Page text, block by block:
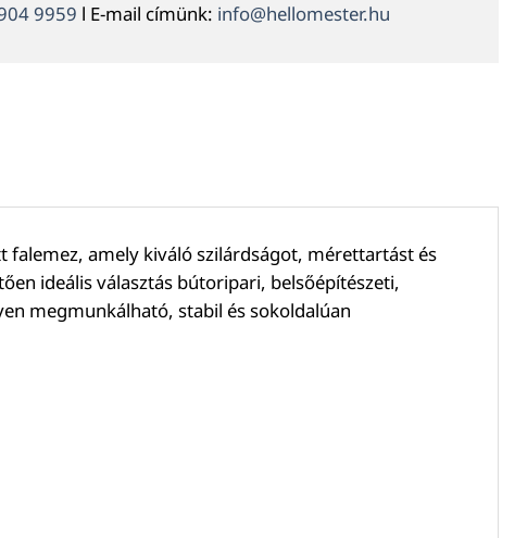
9959 l E-mail címünk: info@hellomester.hu
amely kiváló szilárdságot, mérettartást és
ideális választás bútoripari, belsőépítészeti,
megmunkálható, stabil és sokoldalúan